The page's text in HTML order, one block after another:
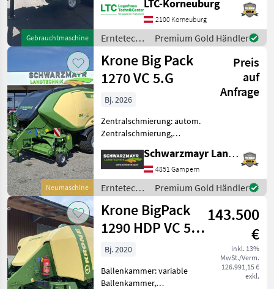
MARKTPLATZ
Marktplatz Händlerangebote Kleinanzeigen
Gebrauchtmaschine
Gebrauchtmaschine;
Seriennummer/Fahrgestellnummer:
1097262; Ballenanzahl:
11000; Pickup Arbeitsbreite
(cm): 240; Ball
LTC-Korneuburg
2100 Korneuburg
Erntetechnik
Grünland /
Krone
Premium Gold Händler
Neumaschine
Krone Big Pack
1270 VC 5.G
Preis
auf
Anfrage
Bj. 2026
Zentralschmierung: autom.
Zentralschmierung,
Knoterreinigung,
Rollenniederhalter,
Schneidwerk, Tandemachse
Nr. 71062 Großballenpresse
5.Generati
Schwarzmayr Landtechnik GmbH - Gampern
4851 Gampern
Erntetechnik
Grünland /
Krone
Premium Gold Händler
Krone BigPack
1290 HDP VC 51
Messer
143.500
€
inkl. 13%
MwSt./Verm.
126.991,15 €
exkl.
Bj. 2020
Ballenkammer: variable
Ballenkammer,